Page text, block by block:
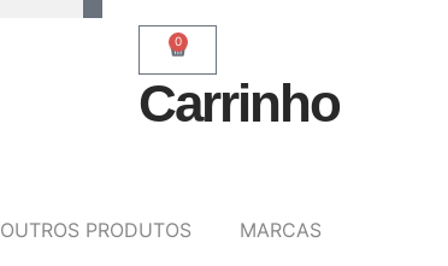
0
Carrinho
OUTROS PRODUTOS MARCAS